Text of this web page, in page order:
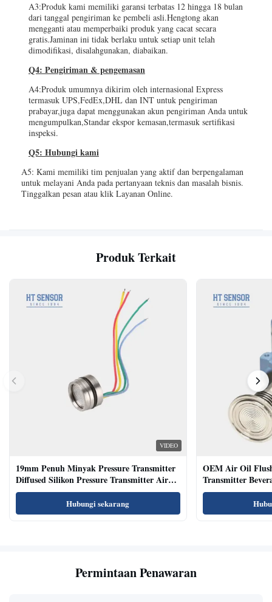
A3:Produk kami memiliki garansi terbatas 12 hingga 18 bulan
dari tanggal pengiriman ke pembeli asli.Hengtong akan
mengganti atau memperbaiki produk yang cacat secara
gratis.Jaminan ini tidak berlaku untuk setiap unit telah
dimodifikasi, disalahgunakan, diabaikan.
Q4: Pengiriman & pengemasan
A4:Produk umumnya dikirim oleh internasional Express
termasuk UPS,FedEx,DHL dan INT untuk pengiriman
prabayar,juga dapat menggunakan akun pengiriman Anda untuk
mengumpulkan,Standar ekspor kemasan,termasuk sertifikasi
inspeksi.
Q5: Hubungi kami
A5: Kami memiliki tim penjualan yang aktif dan berpengalaman
untuk melayani Anda pada pertanyaan teknis dan masalah bisnis.
Tinggalkan pesan atau klik Layanan Online.
Produk Terkait
VIDEO
19mm Penuh Minyak Pressure Transmitter
Diffused Silikon Pressure Transmitter Air
Oil Test
Hubungi sekarang
OEM Air Oil
Transmitter
Sensor
Permintaan Penawaran